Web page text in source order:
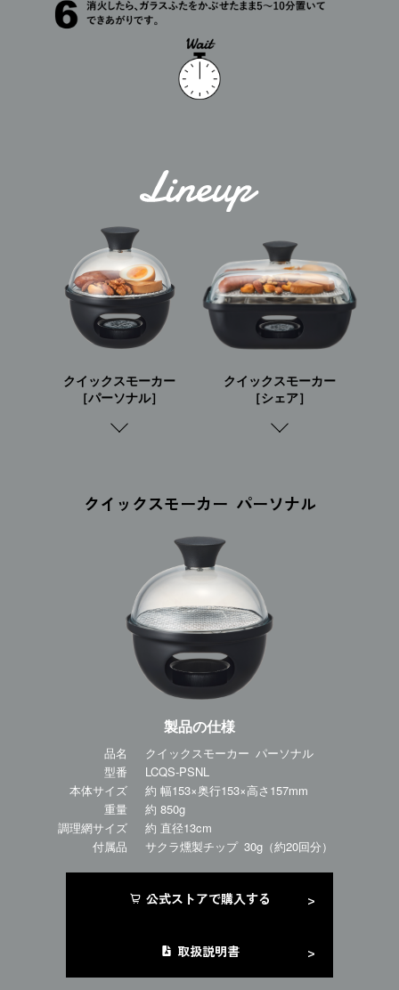
クイックスモーカー
［パーソナル］
クイックスモーカー
［シェア］
クイックスモーカー パーソナル
製品の仕様
品名
クイックスモーカー パーソナル
型番
LCQS-PSNL
本体サイズ
約 幅153×奥行153×高さ157mm
重量
約 850g
調理網サイズ
約 直径13cm
付属品
サクラ燻製チップ 30g（約20回分）
公式ストアで購入する
取扱説明書